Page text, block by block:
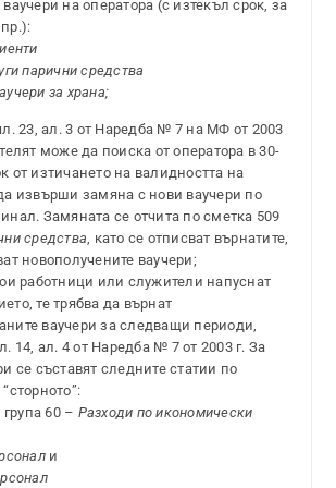
на оператора (с изтекъл срок, за
парични средства
за храна;
23, ал. 3 от Наредба № 7 на МФ от 2003
може да поиска от оператора в 30-
от изтичането на валидността на
извърши замяна с нови ваучери по
Замяната се отчита по сметка 509
средства, като се отписват върнатите,
новополучените ваучери;
работници или служители напуснат
те трябва да върнат
ваучери за следващи периоди,
14, ал. 4 от Наредба № 7 от 2003 г. За
се съставят следните статии по
60 – Разходи по икономически
и